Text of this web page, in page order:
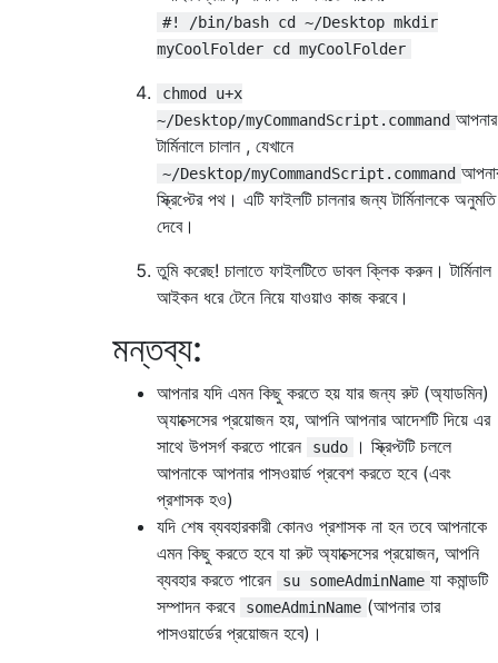
#! /bin/bash cd ~/Desktop mkdir
myCoolFolder cd myCoolFolder
chmod u+x
~/Desktop/myCommandScript.command আপনার
টার্মিনালে চালান , যেখানে
~/Desktop/myCommandScript.command
স্ক্রিপ্টের পথ। এটি ফাইলটি চালনার জন্য টার্মিনালকে অনুমতি
দেবে।
তুমি করেছ! চালাতে ফাইলটিতে ডাবল ক্লিক করুন। টার্মিনাল
আইকন ধরে টেনে নিয়ে যাওয়াও কাজ করবে।
মন্তব্য:
আপনার যদি এমন কিছু করতে হয় যার জন্য রুট (অ্যাডমিন)
অ্যাক্সেসের প্রয়োজন হয়, আপনি আপনার আদেশটি দিয়ে এর
সাথে উপসর্গ করতে পারেন
sudo
। স্ক্রিপ্টটি চললে
আপনাকে আপনার পাসওয়ার্ড প্রবেশ করতে হবে (এবং
প্রশাসক হও)
যদি শেষ ব্যবহারকারী কোনও প্রশাসক না হন তবে আপনাকে
এমন কিছু করতে হবে যা রুট অ্যাক্সেসের প্রয়োজন, আপনি
ব্যবহার করতে পারেন
su someAdminName যা কমান্ডটি
সম্পাদন করবে
someAdminName (আপনার তার
পাসওয়ার্ডের প্রয়োজন হবে)।